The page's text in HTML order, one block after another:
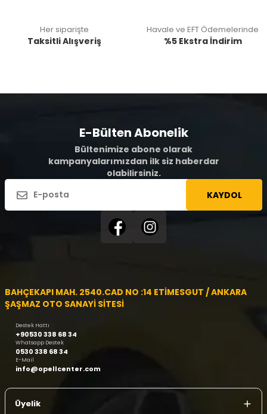
Her siparişte
Taksitli Alışveriş
Havale ve EFT Ödemelerinde
%5 Ekstra İndirim
E-Bülten Abonelik
Bültenimize abone olarak
kampanyalarımızdan ilk siz haberdar
olabilirsiniz.
KAYDOL
BAHÇEKAPI MAH. 2540.CAD NO :14 ETİMESGUT / ANKARA
ŞAŞMAZ OTO SANAYİ SİTESİ
Destek Hattı
+90530 338 68 34
Whatsapp Destek
0530 338 68 34
E-Mail
info@opellcenter.com
Üyelik